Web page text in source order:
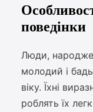
поведінки
Люди,
молодий і
віку. Їхні
роблять їх